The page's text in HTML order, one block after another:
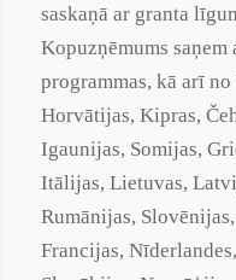
saskaņā ar granta
Kopuzņēmums
programmas, kā arī
Horvātijas, Kipras,
Igaunijas, Somijas,
Itālijas, Lietuvas,
Rumānijas,
Francijas,